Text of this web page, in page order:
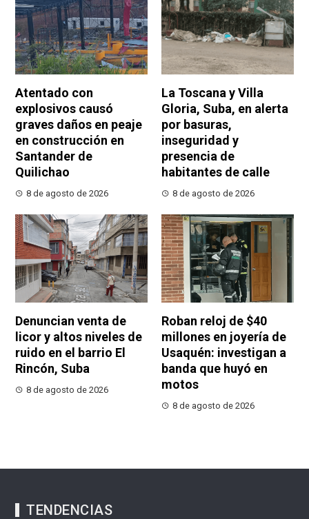
Atentado con
explosivos causó
graves daños en peaje
en construcción en
Santander de
Quilichao
8 de agosto de 2026
La Toscana y Villa
Gloria, Suba, en alerta
por basuras,
inseguridad y
presencia de
habitantes de calle
8 de agosto de 2026
Denuncian venta de
licor y altos niveles de
ruido en el barrio El
Rincón, Suba
8 de agosto de 2026
Roban reloj de $40
millones en joyería de
Usaquén: investigan a
banda que huyó en
motos
8 de agosto de 2026
TENDENCIAS